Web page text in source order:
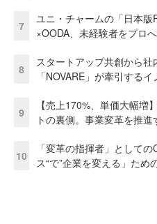
7
ユニ・チャームの「日本
×OODA、未経験者をプロ
8
スタートアップ共創から
「NOVARE」が牽引する
9
【売上170%、単価大幅増
トの裏側。事業変革を推
10
「変革の指揮者」として
ス“で”企業を変える」ため